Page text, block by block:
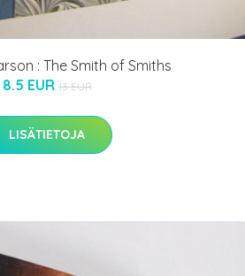
: The Smith of Smiths
8.5 EUR 13 EUR
LISÄTIETOJA